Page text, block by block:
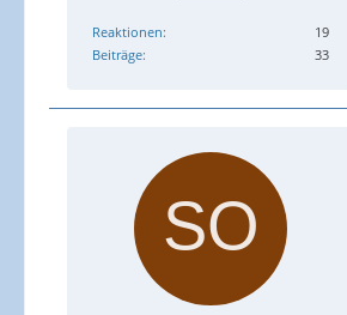
Reaktionen
19
Beiträge
33